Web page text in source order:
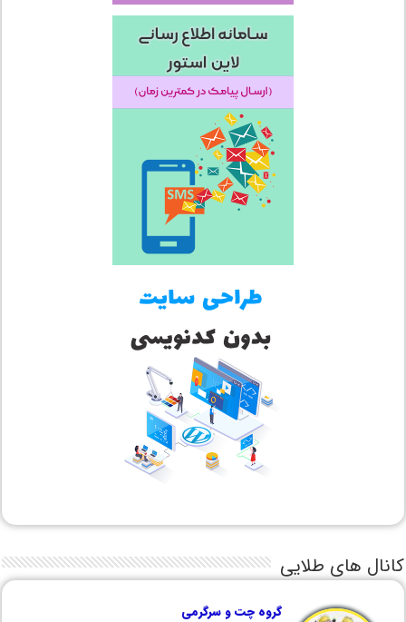
کانال های طلایی
گروه چت و سرگرمی